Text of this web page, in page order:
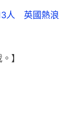
人　英國熱浪
】